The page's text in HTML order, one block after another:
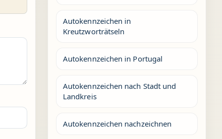
Autokennzeichen in
Kreutzworträtseln
Autokennzeichen in Portugal
Autokennzeichen nach Stadt und
Landkreis
Autokennzeichen nachzeichnen